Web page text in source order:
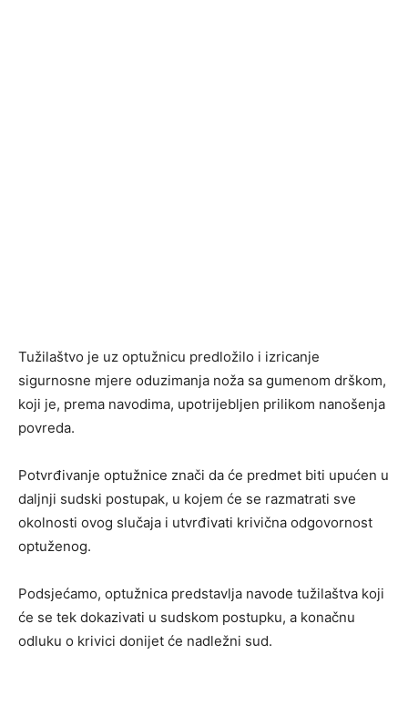
Tužilaštvo je uz optužnicu predložilo i izricanje
sigurnosne mjere oduzimanja noža sa gumenom drškom,
koji je, prema navodima, upotrijebljen prilikom nanošenja
povreda.
Potvrđivanje optužnice znači da će predmet biti upućen u
daljnji sudski postupak, u kojem će se razmatrati sve
okolnosti ovog slučaja i utvrđivati krivična odgovornost
optuženog.
Podsjećamo, optužnica predstavlja navode tužilaštva koji
će se tek dokazivati u sudskom postupku, a konačnu
odluku o krivici donijet će nadležni sud.